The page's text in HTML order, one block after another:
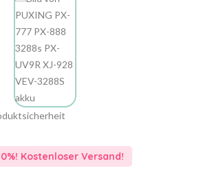
Kostenloser Versand!